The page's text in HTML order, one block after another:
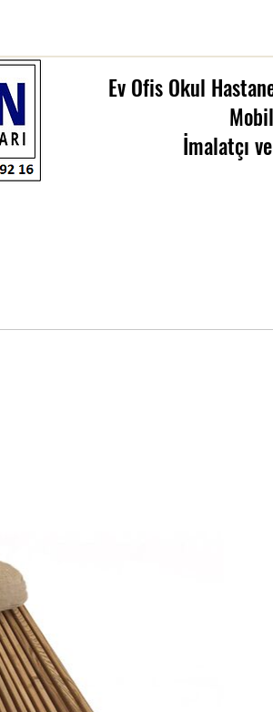
Ev Ofis Okul
İmalatçı